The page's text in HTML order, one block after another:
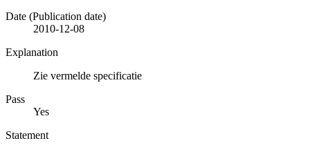
Date (Publication date)
2010-12-08
Explanation
Zie vermelde specificatie
Pass
Yes
Statement